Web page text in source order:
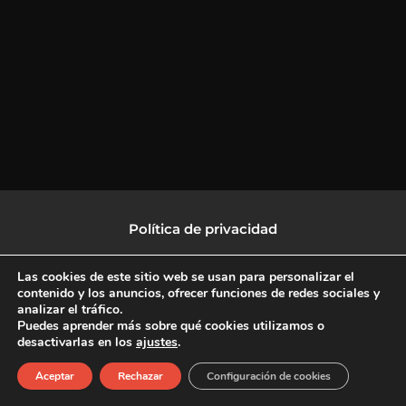
Política de privacidad
Política de protección de datos
F
a
c
X
-
L
i
n
I
n
s
Copyright © 2026 CulturalTV
Las cookies de este sitio web se usan para personalizar el
contenido y los anuncios, ofrecer funciones de redes sociales y
analizar el tráfico.
Puedes aprender más sobre qué cookies utilizamos o
desactivarlas en los ajustes.
Aceptar Rechazar Configuración de cookies